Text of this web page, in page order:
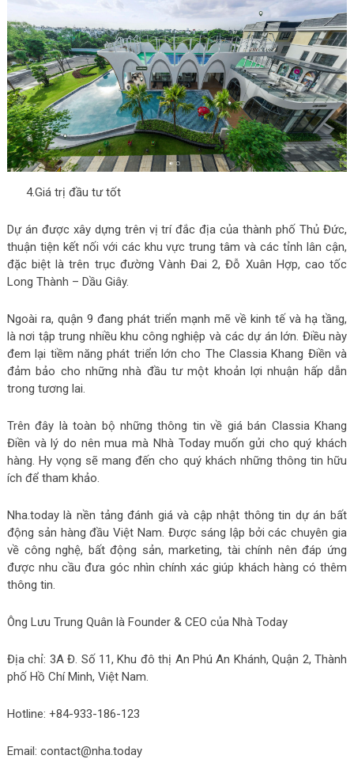
4.Giá trị đầu tư tốt
Dự án được xây dựng trên vị trí đắc địa của thành phố Thủ Đức,
thuận tiện kết nối với các khu vực trung tâm và các tỉnh lân cận,
đặc biệt là trên trục đường Vành Đai 2, Đỗ Xuân Hợp, cao tốc
Long Thành – Dầu Giây.
Ngoài ra, quận 9 đang phát triển mạnh mẽ về kinh tế và hạ tầng,
là nơi tập trung nhiều khu công nghiệp và các dự án lớn. Điều này
đem lại tiềm năng phát triển lớn cho The Classia Khang Điền và
đảm bảo cho những nhà đầu tư một khoản lợi nhuận hấp dẫn
trong tương lai.
Trên đây là toàn bộ những thông tin về giá bán Classia Khang
Điền và lý do nên mua mà Nhà Today muốn gửi cho quý khách
hàng. Hy vọng sẽ mang đến cho quý khách những thông tin hữu
ích để tham khảo.
Nha.today là nền tảng đánh giá và cập nhật thông tin dự án bất
động sản hàng đầu Việt Nam. Được sáng lập bởi các chuyên gia
về công nghệ, bất động sản, marketing, tài chính nên đáp ứng
được nhu cầu đưa góc nhìn chính xác giúp khách hàng có thêm
thông tin.
Ông Lưu Trung Quân là Founder & CEO của Nhà Today
Địa chỉ: 3A Đ. Số 11, Khu đô thị An Phú An Khánh, Quận 2, Thành
phố Hồ Chí Minh, Việt Nam.
Hotline: +84-933-186-123
Email: contact@nha.today